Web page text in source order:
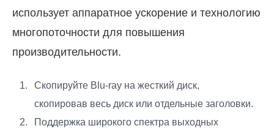
использует аппаратное ускорение и технологию
многопоточности для повышения
производительности.
Скопируйте Blu-ray на жесткий диск,
скопировав весь диск или отдельные заголовки.
Поддержка широкого спектра выходных